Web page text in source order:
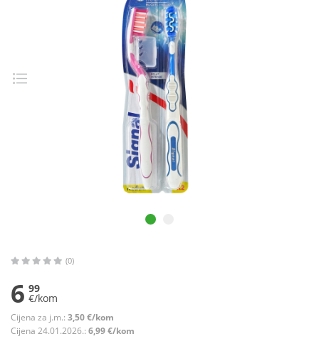
(0)
6 99
€/kom
Cijena za j.m.: 3,50 €/kom
Cijena 24.01.2026.: 6,99 €/kom